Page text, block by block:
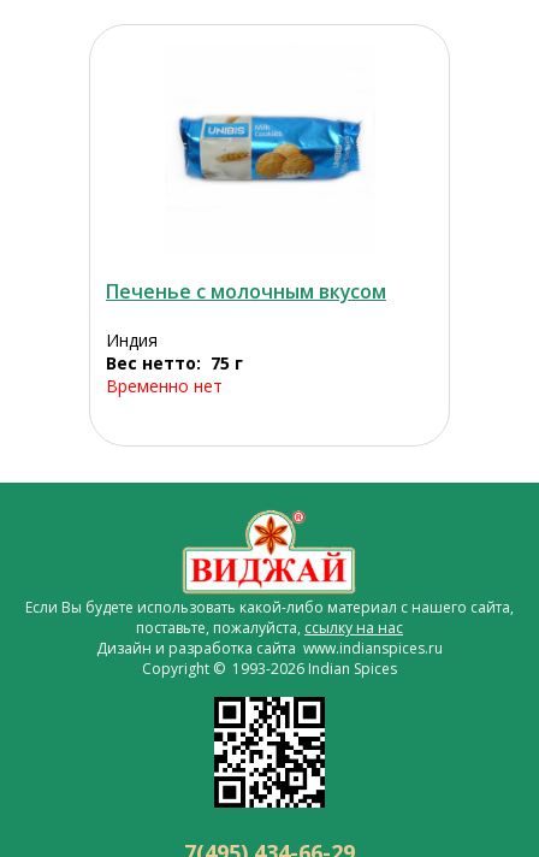
Печенье с молочным вкусом
Индия
Вес нетто: 75 г
Временно нет
Если Вы будете использовать какой-либо материал с нашего сайта,
поставьте, пожалуйста, ссылку на нас
Дизайн и разработка сайта www.indianspices.ru
Copyright © 1993-2026 Indian Spices